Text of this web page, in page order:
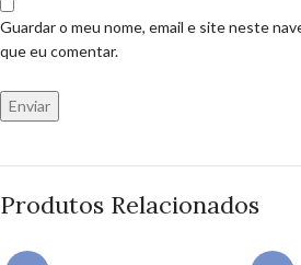
Guardar o meu nome, email e site neste
que eu comentar.
Produtos Relacionados